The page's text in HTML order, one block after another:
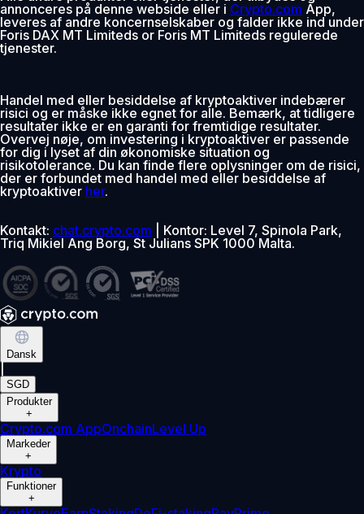
annonceres på denne webside eller i Crypto.com App,
leveres af andre koncernselskaber og falder ikke ind under
Foris DAX MT Limiteds or Foris MT Limiteds regulerede
tjenester.
Handel med eller besiddelse af kryptoaktiver indebærer
risici og er måske ikke egnet for alle. Bemærk, at tidligere
resultater ikke er en garanti for fremtidige resultater.
Overvej nøje, om investering i kryptoaktiver er passende
for dig i lyset af din økonomiske situation og
risikotolerance. Du kan finde flere oplysninger om de risici,
der er forbundet med handel med eller besiddelse af
kryptoaktiver her.
Kontakt: chat.crypto.com | Kontor: Level 7, Spinola Park,
Triq Mikiel Ang Borg, St Julians SPK 1000 Malta.
Dansk
SGD
Produkter
+
Crypto.com AppOnchainLevel Up
Markeder
+
Krypto
Funktioner
+